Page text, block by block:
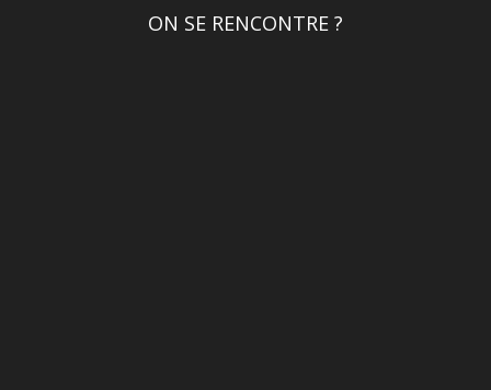
ON SE RENCONTRE ?